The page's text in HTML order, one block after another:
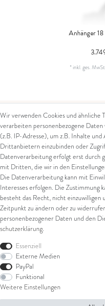
Anhänger
* inkl. ges.
Kontakt
Kontaktformular
Arena in Arte GmbH
Marktgasse 2,
8600 Dübendorf
Tel: +41 44 821 60 40
E-Mail:info@goldschmiede-
arena.com
Wir verwenden Cookies und ähnliche
verarbeiten personenbezogene
(z.B. IP-Adresse), um z.B. Inhalte
Drittanbietern einzubinden oder
Datenverarbeitung erfolgt erst durch
mit Dritten, die wir in den
Die Datenverarbeitung kann mit
Interesses erfolgen. Die Zustimmung
besteht das Recht, nicht einzuwilligen
Zeitpunkt zu ändern oder zu
personenbezogener Daten und den
schutz­erklärung.
Essenziell
Externe Medien
PayPal
Funktional
Weitere Einstellungen